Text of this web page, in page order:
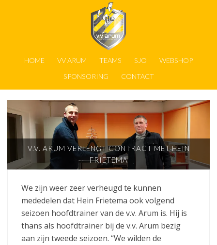
HOME VV ARUM TEAMS SJO
WEBSHOP
SPONSORING
CONTACT
V.V. ARUM VERLENGT CONTRACT MET HEIN
FRIETEMA
We zijn weer zeer verheugd te kunnen
mededelen dat Hein Frietema ook volgend
seizoen hoofdtrainer van de v.v. Arum is. Hij is
thans als hoofdtrainer bij de v.v. Arum bezig
aan zijn tweede seizoen. “We wilden de